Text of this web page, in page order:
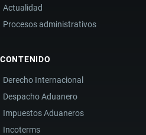
Actualidad
Procesos administrativos
CONTENIDO
Derecho Internacional
Despacho Aduanero
Impuestos Aduaneros
Incoterms